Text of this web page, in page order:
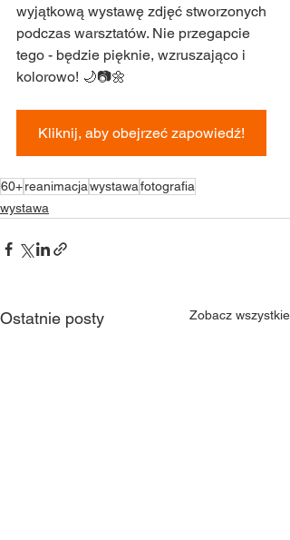
wyjątkową wystawę zdjęć stworzonych
podczas warsztatów. Nie przegapcie
tego - będzie pięknie, wzruszająco i
kolorowo! 🌙📷🌼
Kliknij, aby obejrzeć zapowiedź!
60+reanimacjawystawafotografia
wystawa
Ostatnie posty Zobacz wszystkie